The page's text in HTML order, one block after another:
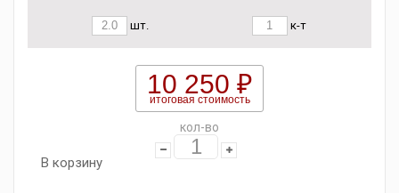
шт. к-т
10 250 ₽
итоговая стоимость
кол-во
В корзину